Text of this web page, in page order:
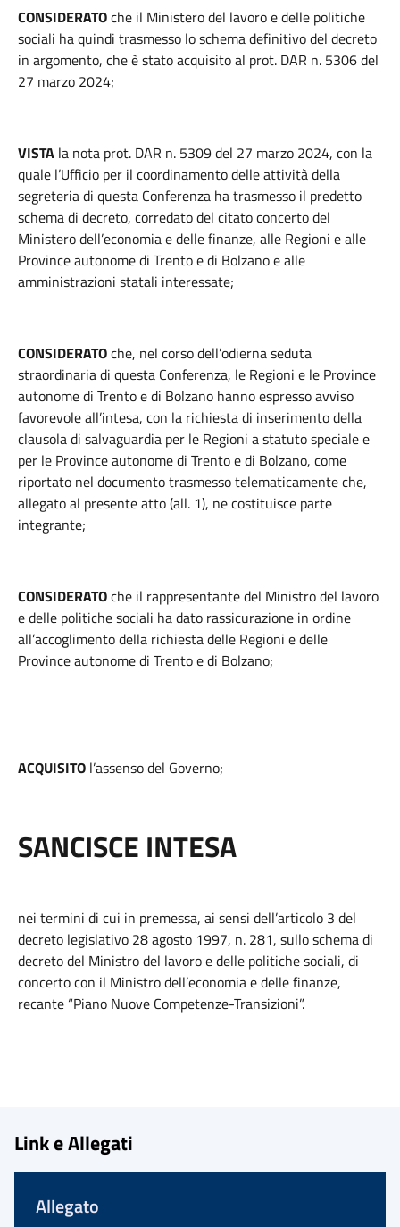
CONSIDERATOche il Ministero del lavoro e delle politiche
sociali ha quindi trasmesso lo schema definitivo del decreto
in argomento, che è stato acquisito al prot. DAR n. 5306 del
27 marzo 2024;
VISTA la nota prot. DAR n. 5309 del 27 marzo 2024, con la
quale l’Ufficio per il coordinamento delle attività della
segreteria di questa Conferenza ha trasmesso il predetto
schema di decreto, corredato del citato concerto del
Ministero dell’economia e delle finanze, alle Regioni e alle
Province autonome di Trento e di Bolzano e alle
amministrazioni statali interessate;
CONSIDERATOche, nel corso dell’odierna seduta
straordinaria di questa Conferenza, le Regioni e le Province
autonome di Trento e di Bolzano hanno espresso avviso
favorevole all’intesa, con la richiesta di inserimento della
clausola di salvaguardia per le Regioni a statuto speciale e
per le Province autonome di Trento e di Bolzano, come
riportato nel documento trasmesso telematicamente che,
allegato al presente atto (all. 1), ne costituisce parte
integrante;
CONSIDERATOche il rappresentante del Ministro del lavoro
e delle politiche sociali ha dato rassicurazione in ordine
all’accoglimento della richiesta delle Regioni e delle
Province autonome di Trento e di Bolzano;
ACQUISITO l’assenso del Governo;
SANCISCE INTESA
nei termini di cui in premessa, ai sensi dell’articolo 3 del
decreto legislativo 28 agosto 1997, n. 281, sullo schema di
decreto del Ministro del lavoro e delle politiche sociali, di
concerto con il Ministro dell’economia e delle finanze,
recante “Piano Nuove Competenze-Transizioni”.
Link e Allegati
Allegato